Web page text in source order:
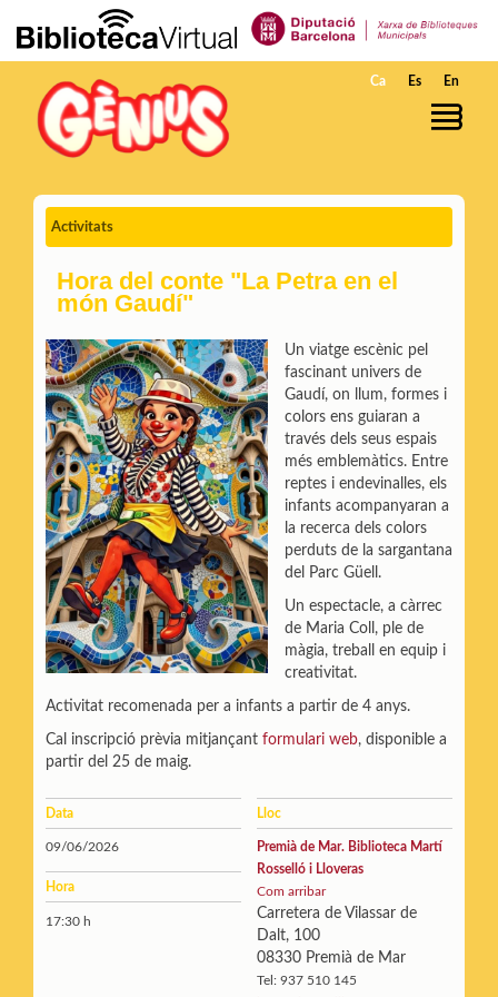
Salta al contingut principal
Ca Es En
Activitats
Hora del conte "La Petra en el
món Gaudí"
Un viatge escènic pel
fascinant univers de
Gaudí, on llum, formes i
colors ens guiaran a
través dels seus espais
més emblemàtics. Entre
reptes i endevinalles, els
infants acompanyaran a
la recerca dels colors
perduts de la sargantana
del Parc Güell.
Un espectacle, a càrrec
de Maria Coll, ple de
màgia, treball en equip i
creativitat.
Activitat recomenada per a infants a partir de 4 anys.
Cal inscripció prèvia mitjançant formulari web, disponible a
partir del 25 de maig.
Data
09/06/2026
Hora
17:30 h
Lloc
Premià de Mar. Biblioteca Martí
Rosselló i Lloveras
Com arribar
Carretera de Vilassar de
Dalt, 100
08330 Premià de Mar
Tel: 937 510 145